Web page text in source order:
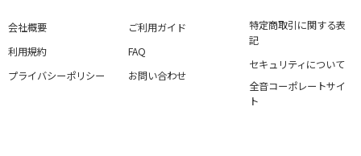
会社概要
利用規約
プライバシーポリシー
ご利用ガイド
FAQ
お問い合わせ
特定商取引に関する表
記
セキュリティについて
全音コーポレートサイ
ト